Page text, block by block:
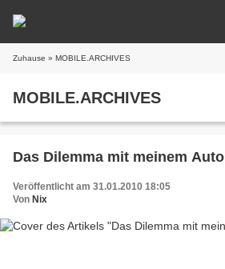
Zuhause » MOBILE.ARCHIVES
MOBILE.ARCHIVES
Das Dilemma mit meinem Auto
Veröffentlicht am 31.01.2010 18:05
Von Nix